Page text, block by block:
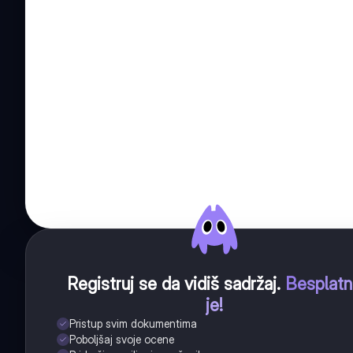
Registruj se da vidiš sadržaj.
je!
Pristup svim dokumentima
Poboljšaj svoje ocene